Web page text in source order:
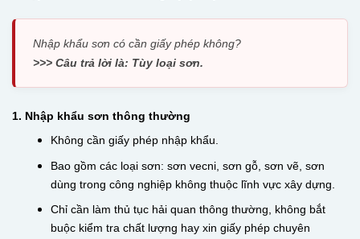
Nhập khẩu sơn có cần giấy phép không?
>>> Câu trả lời là: Tùy loại sơn.
1. Nhập khẩu sơn thông thường
Không cần giấy phép nhập khẩu.
Bao gồm các loại sơn: sơn vecni, sơn gỗ, sơn vẽ, sơn
dùng trong công nghiệp không thuộc lĩnh vực xây dựng.
Chỉ cần làm thủ tục hải quan thông thường, không bắt
buộc kiểm tra chất lượng hay xin giấy phép chuyên